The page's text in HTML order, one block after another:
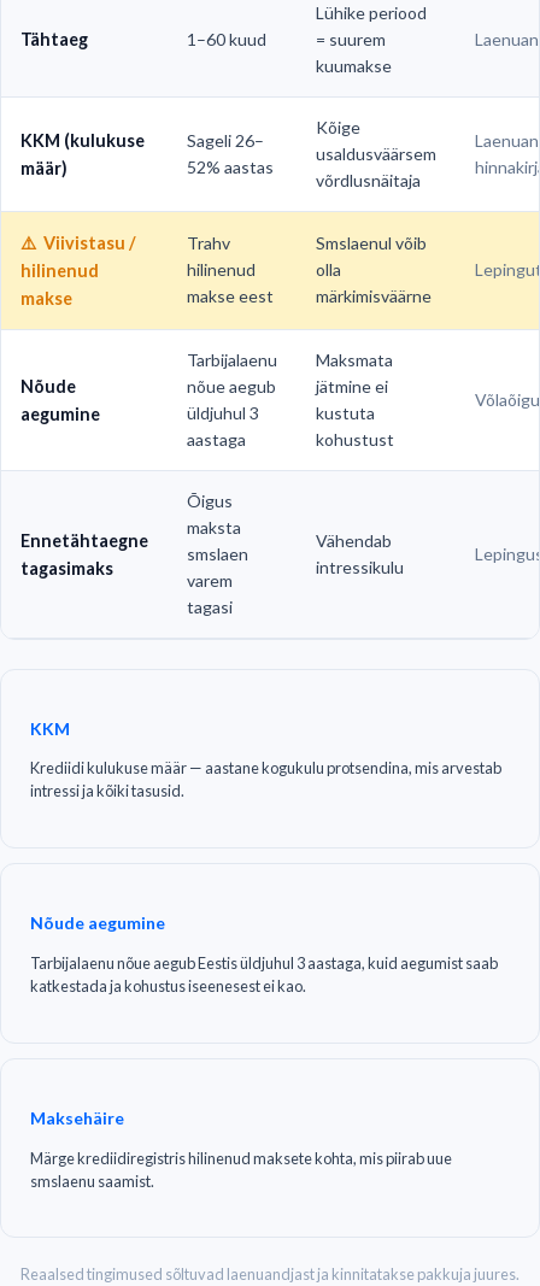
Tähtaeg 1–60 kuud
Lühike periood
= suurem
kuumakse
KKM (kulukuse
määr)
Sageli 26–
52% aastas
Kõige
usaldusväärsem
võrdlusnäitaja
⚠️ Viivistasu /
hilinenud
makse
Trahv
hilinenud
makse eest
Smslaenul võib
olla
märkimisväärne
Nõude
aegumine
Tarbijalaenu
nõue aegub
üldjuhul 3
aastaga
Maksmata
jätmine ei
kustuta
kohustust
Ennetähtaegne
tagasimaks
Õigus
maksta
smslaen
varem
tagasi
Vähendab
intressikulu
KKM
Krediidi kulukuse määr — aastane kogukulu protsendina, mis arvestab
intressi ja kõiki tasusid.
Nõude aegumine
Tarbijalaenu nõue aegub Eestis üldjuhul 3 aastaga, kuid aegumist saab
katkestada ja kohustus iseenesest ei kao.
Maksehäire
Märge krediidiregistris hilinenud maksete kohta, mis piirab uue
smslaenu saamist.
Reaalsed tingimused sõltuvad laenuandjast ja kinnitatakse pakkuja juures.